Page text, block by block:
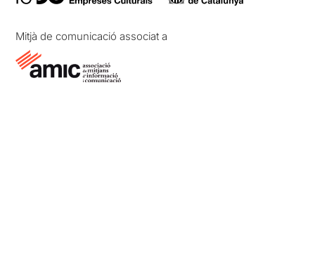
Mitjà de comunicació associat a